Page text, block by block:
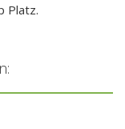
Platz.